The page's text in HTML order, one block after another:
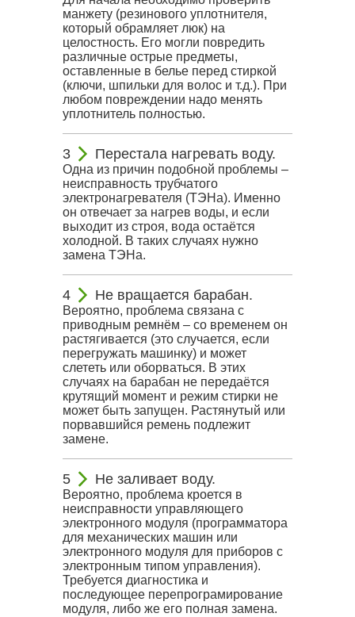
манжету (резинового уплотнителя,
который обрамляет люк) на
целостность. Его могли повредить
различные острые предметы,
оставленные в белье перед стиркой
(ключи, шпильки для волос и т.д.). При
любом повреждении надо менять
уплотнитель полностью.
Перестала нагревать воду.
Одна из причин подобной проблемы –
неисправность трубчатого
электронагревателя (ТЭНа). Именно
он отвечает за нагрев воды, и если
выходит из строя, вода остаётся
холодной. В таких случаях нужно
замена ТЭНа.
Не вращается барабан.
Вероятно, проблема связана с
приводным ремнём – со временем он
растягивается (это случается, если
перегружать машинку) и может
слететь или оборваться. В этих
случаях на барабан не передаётся
крутящий момент и режим стирки не
может быть запущен. Растянутый или
порвавшийся ремень подлежит
замене.
Не заливает воду.
Вероятно, проблема кроется в
неисправности управляющего
электронного модуля (программатора
для механических машин или
электронного модуля для приборов с
электронным типом управления).
Требуется диагностика и
последующее перепрограмирование
модуля, либо же его полная замена.